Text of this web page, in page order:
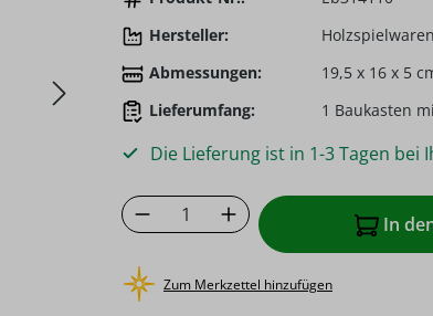
Hersteller:
Abmessungen:
19,5 x 16 x 5
Lieferumfang:
1 Baukasten
Die Lieferung ist in 1-3 Tagen bei
Produkt Anzahl: Gib In
Zum Merkzettel hinzufügen